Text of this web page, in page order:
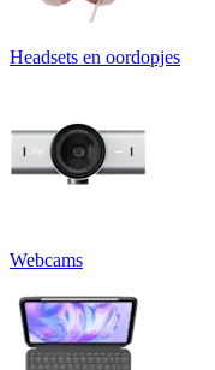
Headsets en oordopjes
Webcams